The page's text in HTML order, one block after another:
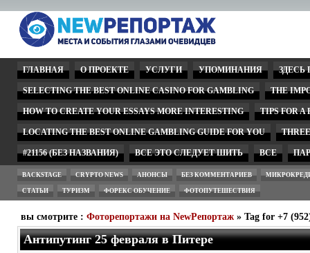
ГЛАВНАЯ О ПРОЕКТЕ УСЛУГИ УПОМИНАНИЯ
SELECTING THE BEST ONLINE CASINO FOR GAMBLING THE
HOW TO CREATE YOUR ESSAYS MORE INTERESTING TIPS FOR A
LOCATING THE BEST ONLINE GAMBLING GUIDE FOR YOU
#21156 (БЕЗ НАЗВАНИЯ) ВСЕ ЭТО СЛЕДУЕТ ШИТЬ ВСЕ
BACKSTAGE CRYPTO NEWS АНОНСЫ БЕЗ КОММЕНТАРИЕВ
СТАТЬИ ТУРИЗМ ФОРЕКС ОБУЧЕНИЕ ФОТОПУТЕШЕСТВИЯ
вы смотрите : Фоторепортажи на NewРепортаж » Tag for +7
Антипутинг 25 февраля в Питере